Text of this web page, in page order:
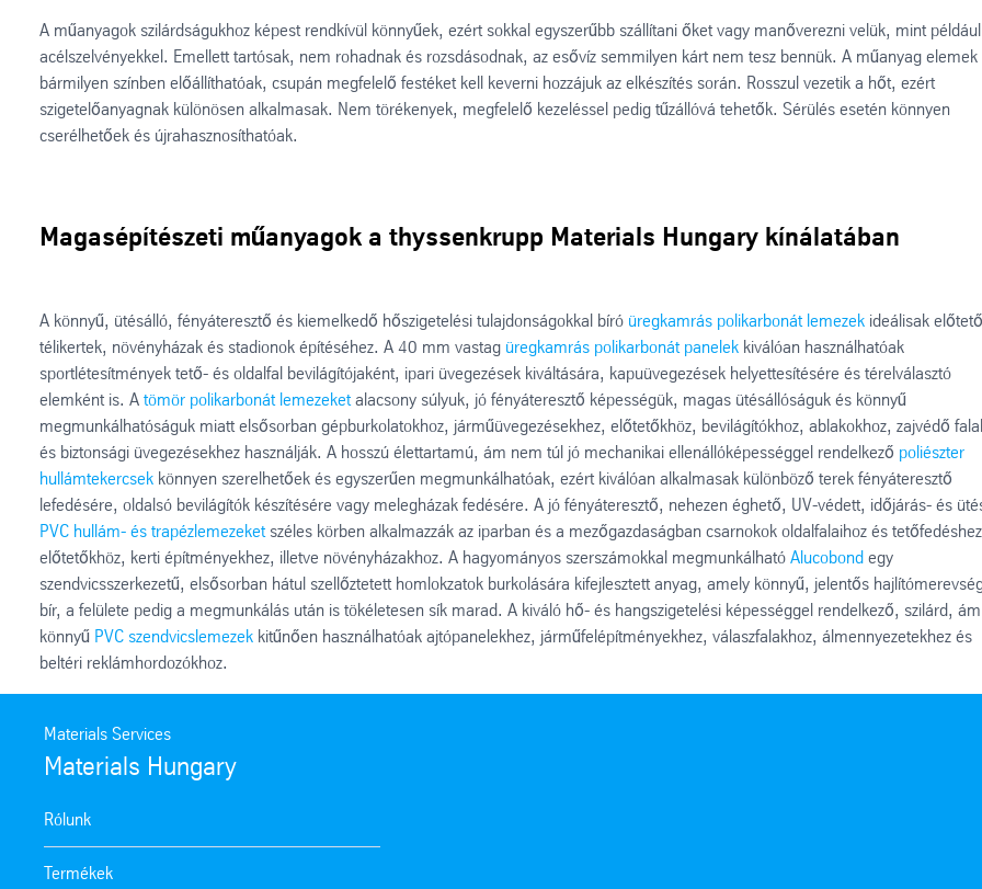
A műanyagok szilárdságukhoz képest rendkívül könnyűek, ezért sokkal egyszerűbb szállítani őket vagy manőverezni velük, mint
acélszelvényekkel. Emellett tartósak, nem rohadnak és rozsdásodnak, az esővíz semmilyen kárt nem tesz bennük. A műanyag elemek
bármilyen színben előállíthatóak, csupán megfelelő festéket kell keverni hozzájuk az elkészítés során. Rosszul vezetik a hőt, ezért
szigetelőanyagnak különösen alkalmasak. Nem törékenyek, megfelelő kezeléssel pedig tűzállóvá tehetők. Sérülés esetén könnyen
cserélhetőek és újrahasznosíthatóak.
Magasépítészeti műanyagok a thyssenkrupp Materials Hungary kínálatában
A könnyű, ütésálló, fényáteresztő és kiemelkedő hőszigetelési tulajdonságokkal bíró üregkamrás polikarbonát lemezek ideálisak
télikertek, növényházak és stadionok építéséhez. A 40 mm vastag üregkamrás polikarbonát panelek kiválóan használhatóak
sportlétesítmények tető- és oldalfal bevilágítójaként, ipari üvegezések kiváltására, kapuüvegezések helyettesítésére és térelválasztó
elemként is. A tömör polikarbonát lemezeketalacsony súlyuk, jó fényáteresztő képességük, magas ütésállóságuk és könnyű
megmunkálhatóságuk miatt elsősorban gépburkolatokhoz, járműüvegezésekhez, előtetőkhöz, bevilágítókhoz, ablakokhoz, zajvédő
és biztonsági üvegezésekhez használják. A hosszú élettartamú, ám nem túl jó mechanikai ellenállóképességgel rendelkező poliészter
hullámtekercsek könnyen szerelhetőek és egyszerűen megmunkálhatóak, ezért kiválóan alkalmasak különböző terek fényáteresztő
lefedésére, oldalsó bevilágítók készítésére vagy melegházak fedésére. A jó fényáteresztő, nehezen éghető, UV-védett, időjárás- és
PVC hullám- és trapézlemezeketszéles körben alkalmazzák az iparban és a mezőgazdaságban csarnokok oldalfalaihoz és
előtetőkhöz, kerti építményekhez, illetve növényházakhoz. A hagyományos szerszámokkal megmunkálható Alucobond egy
szendvicsszerkezetű, elsősorban hátul szellőztetett homlokzatok burkolására kifejlesztett anyag, amely könnyű, jelentős
bír, a felülete pedig a megmunkálás után is tökéletesen sík marad. A kiváló hő- és hangszigetelési képességgel rendelkező, szilárd, ám
könnyű PVC szendvicslemezek kitűnően használhatóak ajtópanelekhez, járműfelépítményekhez, válaszfalakhoz, álmennyezetekhez és
beltéri reklámhordozókhoz.
Materials Services
Materials Hungary
Rólunk
Termékek